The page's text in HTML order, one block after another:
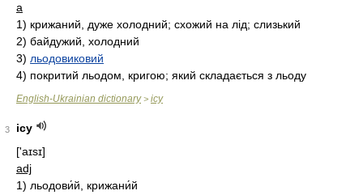
a
1) крижаний, дуже холодний; схожий на лід; слизький
2) байдужий, холодний
3) льодовиковий
4) покритий льодом, кригою; який складається з льоду
English-Ukrainian dictionary> icy
3
icy
['aɪsɪ]
adj
1) льодови́й, крижани́й